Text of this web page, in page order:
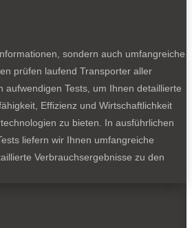
eine integrierte und
ist also innenliegend angeordnet.
rotieren in Öl, das bedeutet
sehr geringer Abrieb –
kommenden Vorgaben der
extrem geringen Verschleiß.
Belag mit Fahrzeug-
Technologie erledigt sich auch das
an der Hinterachse
sondern auch umfangreiche
prüfen laufend Transporter aller
aufwendigen Tests, um Ihnen detaillierte
Effizienz und Wirtschaftlichkeit
zu bieten. In ausführlichen
liefern wir Ihnen umfangreiche
Verbrauchsergebnisse zu den